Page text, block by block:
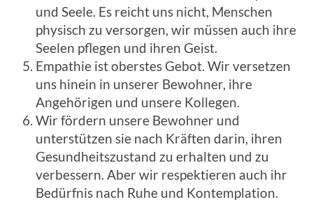
und Seele. Es reicht uns nicht, Menschen
physisch zu versorgen, wir müssen auch ihre
Seelen pflegen und ihren Geist.
Empathie ist oberstes Gebot. Wir versetzen
uns hinein in unserer Bewohner, ihre
Angehörigen und unsere Kollegen.
Wir fördern unsere Bewohner und
unterstützen sie nach Kräften darin, ihren
Gesundheitszustand zu erhalten und zu
verbessern. Aber wir respektieren auch ihr
Bedürfnis nach Ruhe und Kontemplation.